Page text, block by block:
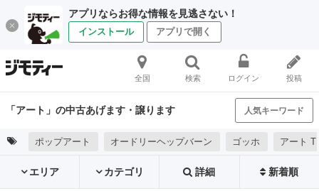
アプリならお得な情報を見逃さない！
インストール アプリで開く
全国 検索 ログイン 投稿
「アート」の中古あげます・譲ります 人気キーワード
ポップアート オードリーヘップバーン ゴッホ アート T
エリア カテゴリ 詳細 新着順